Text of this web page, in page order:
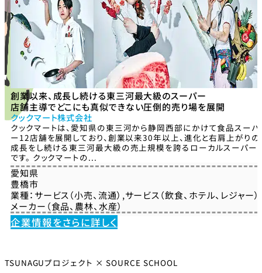
創業以来、成長し続ける東三河最大級のスーパー
店舗主導でどこにも真似できない圧倒的売り場を展開
クックマート株式会社
クックマートは、愛知県の東三河から静岡西部にかけて食品スーパ
ー12店舗を展開しており、創業以来30年以上、進化と右肩上がりの
成長をし続ける東三河最大級の売上規模を誇るローカルスーパー
です。 クックマートの...
愛知県
豊橋市
業種： サービス（小売、流通） ,サービス（飲食、ホテル、レジャー）
メーカー（食品、農林、水産）
企業情報をさらに詳しく
TSUNAGUプロジェクト × SOURCE SCHOOL